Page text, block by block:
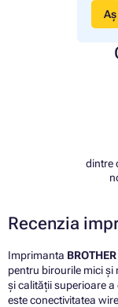
dintre
Recenzia
Imprimanta
pentru birourile mici și
și calității superioare
este conectivitatea